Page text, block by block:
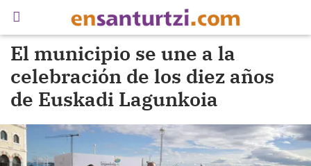
El municipio se une a la
celebración de los diez años
de Euskadi Lagunkoia